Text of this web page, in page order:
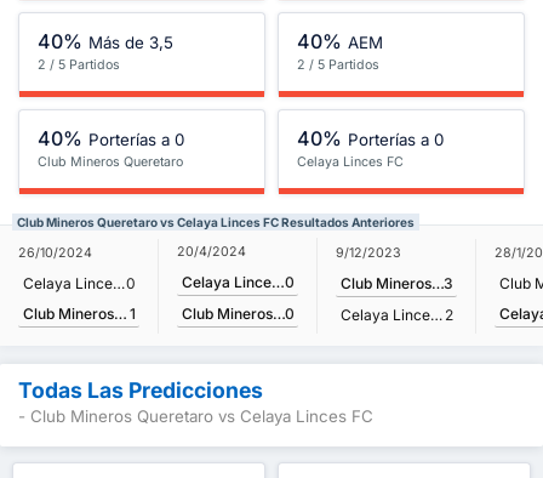
40% Más de 3,5
2 / 5 Partidos
40% AEM
2 / 5 Partidos
40% Porterías a 0
Club Mineros Queretaro
40% Porterías a 0
Celaya Linces FC
Club Mineros Queretaro vs Celaya Linces FC Resultados Anteriores
26/10/2024
Celaya Linces FC0
Club Mineros Queretaro 1
20/4/2024
Celaya Linces FC0
Club Mineros Queretaro0
9/12/2023
Club Mineros Queretaro3
Celaya Linces FC 2
28/1/
Todas Las Predicciones
- Club Mineros Queretaro vs Celaya Linces FC